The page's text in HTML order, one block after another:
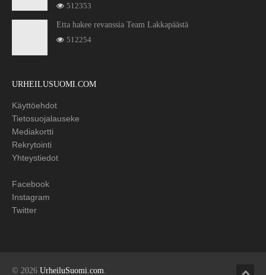
512353
Etta hakee revanssia Team Lakkapäästä
512254
URHEILUSUOMI.COM
Käyttöehdot
Tietosuojalauseke
Mediakortti
Rekrytointi
Yhteystiedot
Facebook
Instagram
Twitter
© 2026 UrheiluSuomi.com